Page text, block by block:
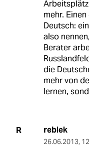
mehr.
Deutsch:
also
Berater
die
mehr von
lernen,
R reblek
26.06.2013,